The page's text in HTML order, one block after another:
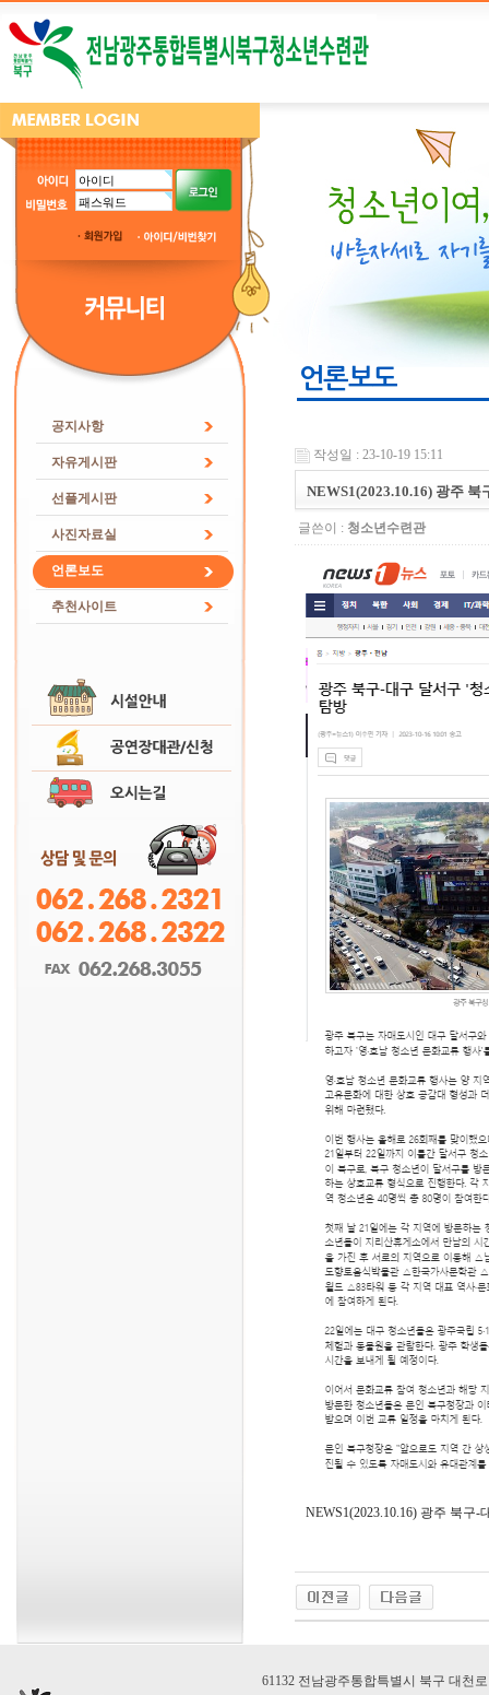
공지사항
자유게시판
선플게시판
사진자료실
언론보도
추천사이트
언론보도
작성일 : 23-10-19 15:11
NEWS1(2023.10.16) 광주
글쓴이 : 청소년수련관
NEWS1(2023.10.16) 광주 북구
61132 전남광주통합특별시 북구 대천